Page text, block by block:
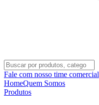
Fale com nosso time comercial
HomeQuem Somos
Produtos